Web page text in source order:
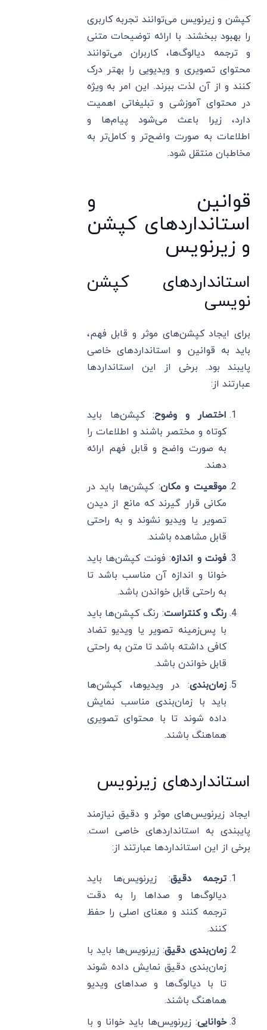
کپشن و زیرنویس می‌توانند تجربه کاربری
را بهبود ببخشند. با ارائه توضیحات متنی
و ترجمه دیالوگ‌ها، کاربران می‌توانند
محتوای تصویری و ویدیویی را بهتر درک
کنند و از آن لذت ببرند. این امر به ویژه
در محتوای آموزشی و تبلیغاتی اهمیت
دارد، زیرا باعث می‌شود پیام‌ها و
اطلاعات به صورت واضح‌تر و کامل‌تر به
مخاطبان منتقل شود.
قوانین و
استانداردهای کپشن
و زیرنویس
استانداردهای کپشن
نویسی
برای ایجاد کپشن‌های موثر و قابل فهم،
باید به قوانین و استانداردهای خاصی
پایبند بود. برخی از این استانداردها
عبارتند از:
اختصار و وضوح: کپشن‌ها باید
کوتاه و مختصر باشند و اطلاعات را
به صورت واضح و قابل فهم ارائه
دهند.
موقعیت و مکان: کپشن‌ها باید در
مکانی قرار گیرند که مانع از دیدن
تصویر یا ویدیو نشوند و به راحتی
قابل مشاهده باشند.
فونت و اندازه: فونت کپشن‌ها باید
خوانا و اندازه آن مناسب باشد تا
به راحتی قابل خواندن باشد.
رنگ و کنتراست: رنگ کپشن‌ها باید
با پس‌زمینه تصویر یا ویدیو تضاد
کافی داشته باشد تا متن به راحتی
قابل خواندن باشد.
زمان‌بندی: در ویدیوها، کپشن‌ها
باید با زمان‌بندی مناسب نمایش
داده شوند تا با محتوای تصویری
هماهنگ باشند.
استانداردهای زیرنویس
ایجاد زیرنویس‌های موثر و دقیق نیازمند
پایبندی به استانداردهای خاصی است.
برخی از این استانداردها عبارتند از:
ترجمه دقیق: زیرنویس‌ها باید
دیالوگ‌ها و صداها را به دقت
ترجمه کنند و معنای اصلی را حفظ
کنند.
زمان‌بندی دقیق: زیرنویس‌ها باید با
زمان‌بندی دقیق نمایش داده شوند
تا با دیالوگ‌ها و صداهای ویدیو
هماهنگ باشند.
خوانایی: زیرنویس‌ها باید خوانا و با